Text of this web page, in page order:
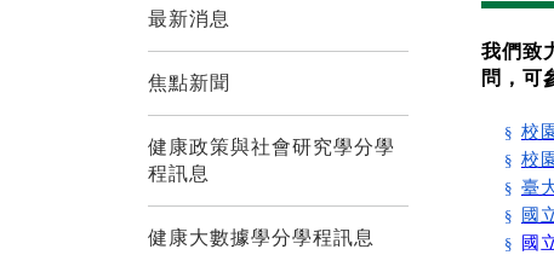
最新消息
焦點新聞
健康政策與社會研究學分學
程訊息
健康大數據學分學程訊息
我們致
問，可
§ 校
§ 校
§ 臺
§ 國
§ 國